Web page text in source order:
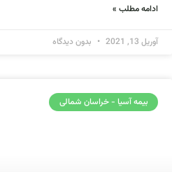
ادامه مطلب »
آوریل 13, 2021 بدون دیدگاه
بیمه آسیا - خراسان شمالی